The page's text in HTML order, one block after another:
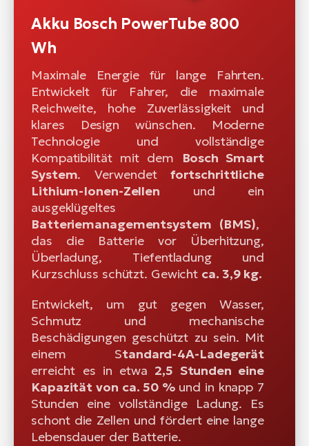
Akku Bosch PowerTube 800
Wh
Maximale Energie für lange Fahrten.
Entwickelt für Fahrer, die maximale
Reichweite, hohe Zuverlässigkeit und
klares Design wünschen. Moderne
Technologie und vollständige
Kompatibilität mit dem
Bosch Smart
System. Verwendetfortschrittliche
Lithium-Ionen-Zellen und ein
ausgeklügeltes
Batteriemanagementsystem (BMS),
das die Batterie vor Überhitzung,
Überladung, Tiefentladung und
Kurzschluss schützt. Gewicht ca. 3,9 kg.
Entwickelt, um gut gegen Wasser,
Schmutz und mechanische
Beschädigungen geschützt zu sein. Mit
einem Standard-4A-Ladegerät
erreicht es in etwa 2,5 Stunden eine
Kapazität von ca. 50 % und in knapp 7
Stunden eine vollständige Ladung. Es
schont die Zellen und fördert eine lange
Lebensdauer der Batterie.